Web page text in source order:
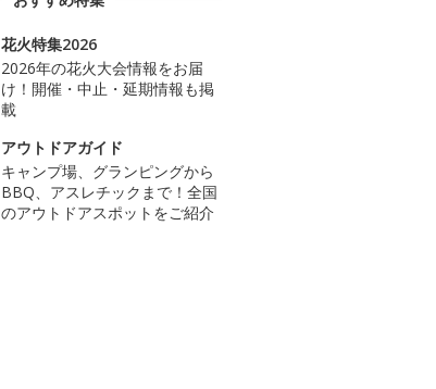
花火特集2026
2026年の花火大会情報をお届
け！開催・中止・延期情報も掲
載
アウトドアガイド
キャンプ場、グランピングから
BBQ、アスレチックまで！全国
のアウトドアスポットをご紹介